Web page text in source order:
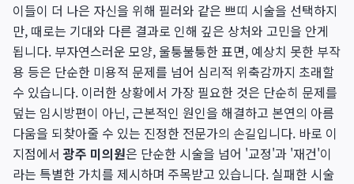
이들이 더 나은 자신을 위해 필러와 같은 쁘띠 시술을 선택하지
만, 때로는 기대와 다른 결과로 인해 깊은 상처와 고민을 안게
됩니다. 부자연스러운 모양, 울퉁불퉁한 표면, 예상치 못한 부작
용 등은 단순한 미용적 문제를 넘어 심리적 위축감까지 초래할
수 있습니다. 이러한 상황에서 가장 필요한 것은 단순히 문제를
덮는 임시방편이 아닌, 근본적인 원인을 해결하고 본연의 아름
다움을 되찾아줄 수 있는 진정한 전문가의 손길입니다. 바로 이
지점에서광주 미의원은 단순한 시술을 넘어 '교정'과 '재건'이
라는 특별한 가치를 제시하며 주목받고 있습니다. 실패한 시술